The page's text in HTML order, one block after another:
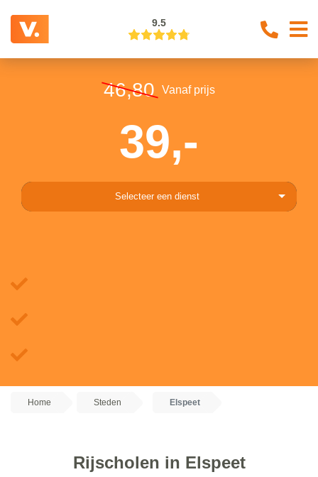
9.5
46,80 Vanaf prijs
39,-
Selecteer een dienst
Home Steden Elspeet
Rijscholen in Elspeet